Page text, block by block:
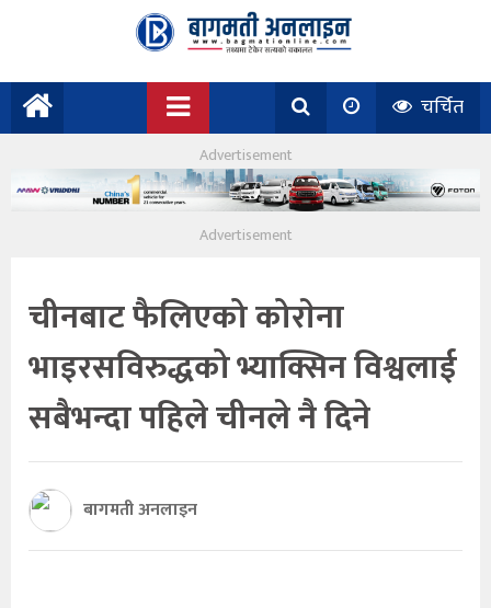
चर्चित
चीनबाट फैलिएको कोराेना
भाइरसविरुद्धको भ्याक्सिन विश्वलाई
सबैभन्दा पहिले चीनले नै दिने
बागमती अनलाइन